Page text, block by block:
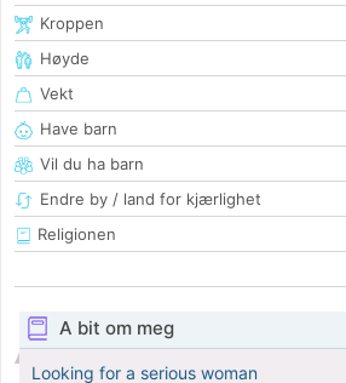
Kroppen
Høyde
Vekt
Have barn
Vil du ha barn
Endre by / land for kjærlighet
Religionen
A bit om meg
Looking for a serious woman